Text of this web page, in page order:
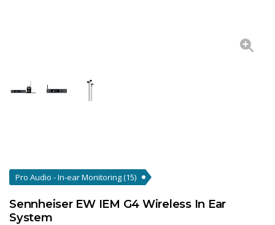
Pro Audio - In-ear Monitoring(15)
Sennheiser EW IEM G4 Wireless In Ear
System